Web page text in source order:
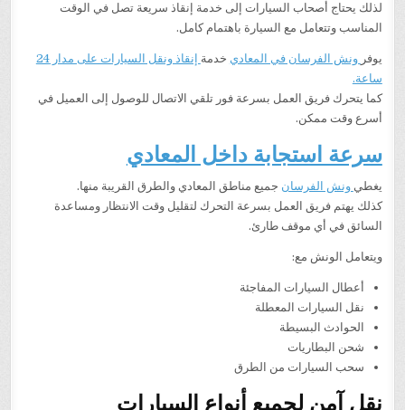
لذلك يحتاج أصحاب السيارات إلى خدمة إنقاذ سريعة تصل في الوقت
المناسب وتتعامل مع السيارة باهتمام كامل.
يوفر ونش الفرسان في المعادي خدمة
إنقاذ ونقل السيارات على مدار 24
ساعة.
كما يتحرك فريق العمل بسرعة فور تلقي الاتصال للوصول إلى العميل في
أسرع وقت ممكن.
سرعة استجابة داخل المعادي
يغطي ونش الفرسان جميع مناطق المعادي والطرق القريبة منها.
كذلك يهتم فريق العمل بسرعة التحرك لتقليل وقت الانتظار ومساعدة
السائق في أي موقف طارئ.
ويتعامل الونش مع:
أعطال السيارات المفاجئة
نقل السيارات المعطلة
الحوادث البسيطة
شحن البطاريات
سحب السيارات من الطرق
نقل آمن لجميع أنواع السيارات